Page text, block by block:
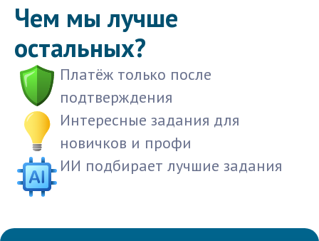
Чем мы лучше
остальных?
Платёж только после
подтверждения
Интересные задания для
новичков и профи
ИИ подбирает лучшие задания